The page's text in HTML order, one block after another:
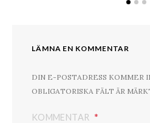
LÄMNA EN KOMMENTAR
DIN E-POSTADRESS KOMMER
OBLIGATORISKA FÄLT ÄR
KOMMENTAR